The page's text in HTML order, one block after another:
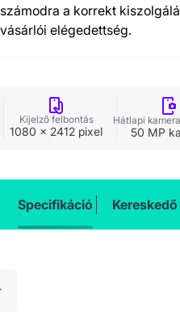
számodra a korrekt
vásárlói elégedettség.
Kijelző felbontás
1080 x 2412 pixel
Hátlapi
50 MP
Specifikáció